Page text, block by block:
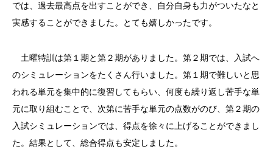
では、過去最高点を出すことができ、自分自身も力がついたなと
実感することができました。とても嬉しかったです。
土曜特訓は第１期と第２期がありました。第２期では、入試へ
のシミュレーションをたくさん行いました。第１期で難しいと思
われる単元を集中的に復習してもらい、何度も繰り返し苦手な単
元に取り組むことで、次第に苦手な単元の点数がのび、第２期の
入試シミュレーションでは、得点を徐々に上げることができまし
た。結果として、総合得点も安定しました。